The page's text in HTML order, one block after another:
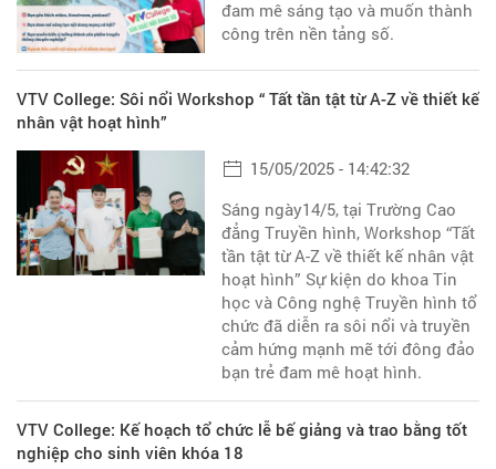
đam mê sáng tạo và muốn thành
công trên nền tảng số.
VTV College: Sôi nổi Workshop “ Tất tần tật từ A-Z về thiết kế
nhân vật hoạt hình”
15/05/2025 - 14:42:32
Sáng ngày14/5, tại Trường Cao
đẳng Truyền hình, Workshop “Tất
tần tật từ A-Z về thiết kế nhân vật
hoạt hình” Sự kiện do khoa Tin
học và Công nghệ Truyền hình tổ
chức đã diễn ra sôi nổi và truyền
cảm hứng mạnh mẽ tới đông đảo
bạn trẻ đam mê hoạt hình.
VTV College: Kế hoạch tổ chức lễ bế giảng và trao bằng tốt
nghiệp cho sinh viên khóa 18